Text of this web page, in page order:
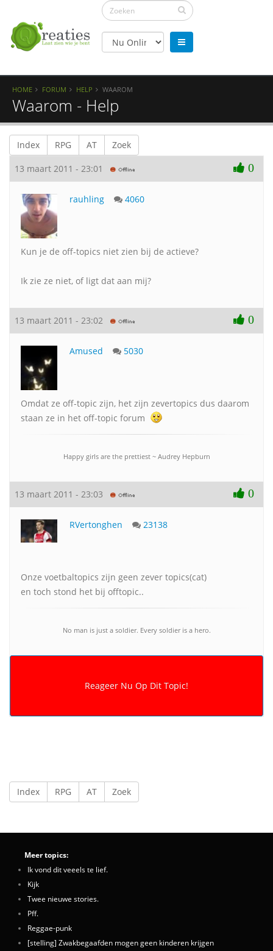
HOME FORUM HELP WAAROM
Waarom - Help
Index RPG AT Zoek
13 maart 2011 - 23:01 0
rauhling 4060
Kun je de off-topics niet zien bij de actieve?
Ik zie ze niet, of ligt dat aan mij?
13 maart 2011 - 23:02 0
Amused 5030
Omdat ze off-topic zijn, het zijn zevertopics dus daarom
staan ze in het off-topic forum
Happy girls are the prettiest ~ Audrey Hepburn
13 maart 2011 - 23:03 0
RVertonghen 23138
Onze voetbaltopics zijn geen zever topics(cat)
en toch stond het bij offtopic..
No man is just a soldier. Every soldier is a hero.
Index RPG AT Zoek
Meer topics:
Ik vond dit veeels te lief.
Kijk
Twee nieuwe stories.
Pff.
Reggae-punk
[stelling] Zwakbegaafden mogen geen kinderen krijgen